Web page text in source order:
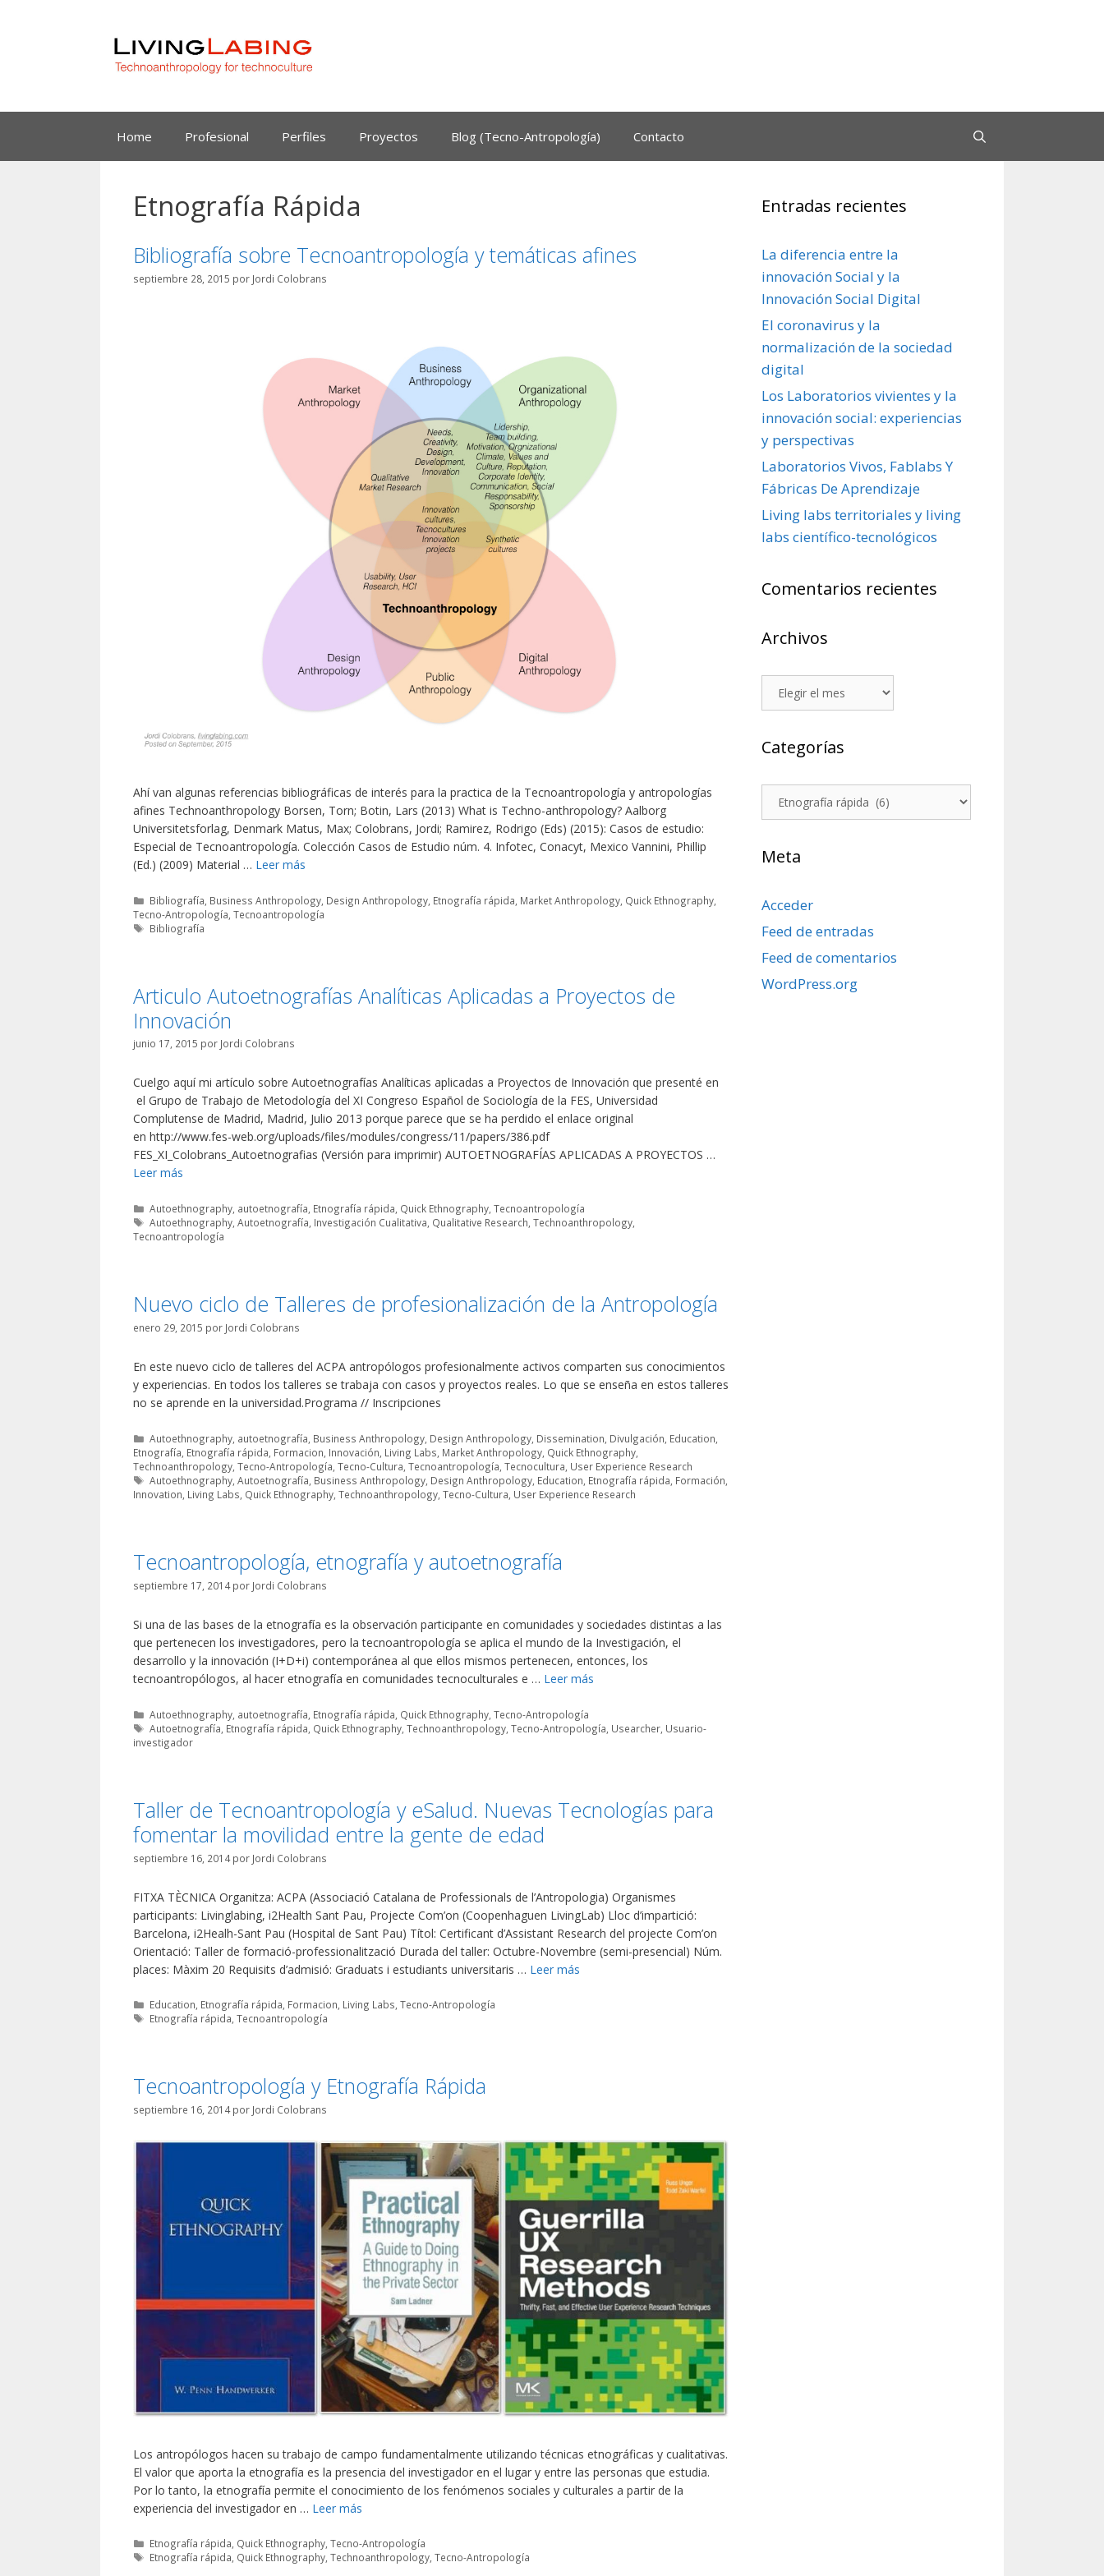
Home Profesional Perfiles Proyectos Blog (Tecno-Antropología) Contacto
Etnografía Rápida
Bibliografía sobre Tecnoantropología y temáticas afines
septiembre 28, 2015 por Jordi Colobrans
Ahí van algunas referencias bibliográficas de interés para la practica de la Tecnoantropología y antropologías
afines Technoanthropology Borsen, Torn; Botin, Lars (2013) What is Techno-anthropology? Aalborg
Universitetsforlag, Denmark Matus, Max; Colobrans, Jordi; Ramirez, Rodrigo (Eds) (2015): Casos de estudio:
Especial de Tecnoantropología. Colección Casos de Estudio núm. 4. Infotec, Conacyt, Mexico Vannini, Phillip
(Ed.) (2009) Material … Leer más
Categorías
Bibliografía Business Anthropology Design Anthropology Etnografía rápida Market Anthropology Quick Ethnography
Tecno-Antropología Tecnoantropología
Etiquetas
Bibliografía
Articulo Autoetnografías Analíticas Aplicadas a Proyectos de
Innovación
junio 17, 2015 por Jordi Colobrans
Cuelgo aquí mi artículo sobre Autoetnografías Analíticas aplicadas a Proyectos de Innovación que presenté en
el Grupo de Trabajo de Metodología del XI Congreso Español de Sociología de la FES, Universidad
Complutense de Madrid, Madrid, Julio 2013 porque parece que se ha perdido el enlace original
en http://www.fes-web.org/uploads/files/modules/congress/11/papers/386.pdf
FES_XI_Colobrans_Autoetnografias (Versión para imprimir) AUTOETNOGRAFÍAS APLICADAS A PROYECTOS …
Leer más
Categorías
Autoethnography, autoetnografía, Etnografía rápida, Quick Ethnography,Tecnoantropología
Etiquetas
Autoethnography,Autoetnografía, Investigación Cualitativa, Qualitative Research,Technoanthropology,
Tecnoantropología
Nuevo ciclo de Talleres de profesionalización de la Antropología
enero 29, 2015 por Jordi Colobrans
En este nuevo ciclo de talleres del ACPA antropólogos profesionalmente activos comparten sus conocimientos
y experiencias. En todos los talleres se trabaja con casos y proyectos reales. Lo que se enseña en estos talleres
no se aprende en la universidad.Programa // Inscripciones
Categorías
Autoethnography autoetnografía Business Anthropology Design Anthropology Dissemination Divulgación Education
Etnografía Etnografía rápida Formacion Innovación Living Labs Market Anthropology Quick Ethnography
Technoanthropology Tecno-Antropología Tecno-Cultura Tecnoantropología Tecnocultura User Experience Research
Etiquetas
Autoethnography ,Autoetnografía Business Anthropology Design Anthropology Education Etnografía rápida Formación
Innovation Living Labs Quick Ethnography Technoanthropology Tecno-Cultura User Experience Research
Tecnoantropología, etnografía y autoetnografía
septiembre 17, 2014 por Jordi Colobrans
Si una de las bases de la etnografía es la observación participante en comunidades y sociedades distintas a las
que pertenecen los investigadores, pero la tecnoantropología se aplica el mundo de la Investigación, el
desarrollo y la innovación (I+D+i) contemporánea al que ellos mismos pertenecen, entonces, los
tecnoantropólogos, al hacer etnografía en comunidades tecnoculturales e … Leer más
Categorías
Autoethnography autoetnografía Etnografía rápida Quick Ethnography ,Tecno-Antropología
Etiquetas
Autoetnografía Etnografía rápida Quick Ethnography ,Technoanthropology ,Tecno-Antropología Usearcher Usuario-
investigador
Taller de Tecnoantropología y eSalud. Nuevas Tecnologías para
fomentar la movilidad entre la gente de edad
septiembre 16, 2014 por Jordi Colobrans
FITXA TÈCNICA Organitza: ACPA (Associació Catalana de Professionals de l’Antropologia) Organismes
participants: Livinglabing, i2Health Sant Pau, Projecte Com’on (Coopenhaguen LivingLab) Lloc d’impartició:
Barcelona, i2Healh-Sant Pau (Hospital de Sant Pau) Títol: Certificant d’Assistant Research del projecte Com’on
Orientació: Taller de formació-professionalització Durada del taller: Octubre-Novembre (semi-presencial) Núm.
places: Màxim 20 Requisits d’admisió: Graduats i estudiants universitaris … Leer más
Categorías
Education, Etnografía rápida, Formacion, Living Labs,Tecno-Antropología
Etiquetas
Etnografía rápida,Tecnoantropología
Tecnoantropología y Etnografía Rápida
septiembre 16, 2014 por Jordi Colobrans
Los antropólogos hacen su trabajo de campo fundamentalmente utilizando técnicas etnográficas y cualitativas.
El valor que aporta la etnografía es la presencia del investigador en el lugar y entre las personas que estudia.
Por lo tanto, la etnografía permite el conocimiento de los fenómenos sociales y culturales a partir de la
experiencia del investigador en … Leer más
Categorías
Etnografía rápida, Quick Ethnography,Tecno-Antropología
Etiquetas
Etnografía rápida, Quick Ethnography,Technoanthropology,Tecno-Antropología
Entradas recientes
La diferencia entre la
innovación Social y la
Innovación Social Digital
El coronavirus y la
normalización de la sociedad
digital
Los Laboratorios vivientes y la
innovación social: experiencias
y perspectivas
Laboratorios Vivos, Fablabs Y
Fábricas De Aprendizaje
Living labs territoriales y living
labs científico-tecnológicos
Comentarios recientes
Archivos
Archivos
Categorías
Categorías
Meta
Acceder
Feed de entradas
Feed de comentarios
WordPress.org